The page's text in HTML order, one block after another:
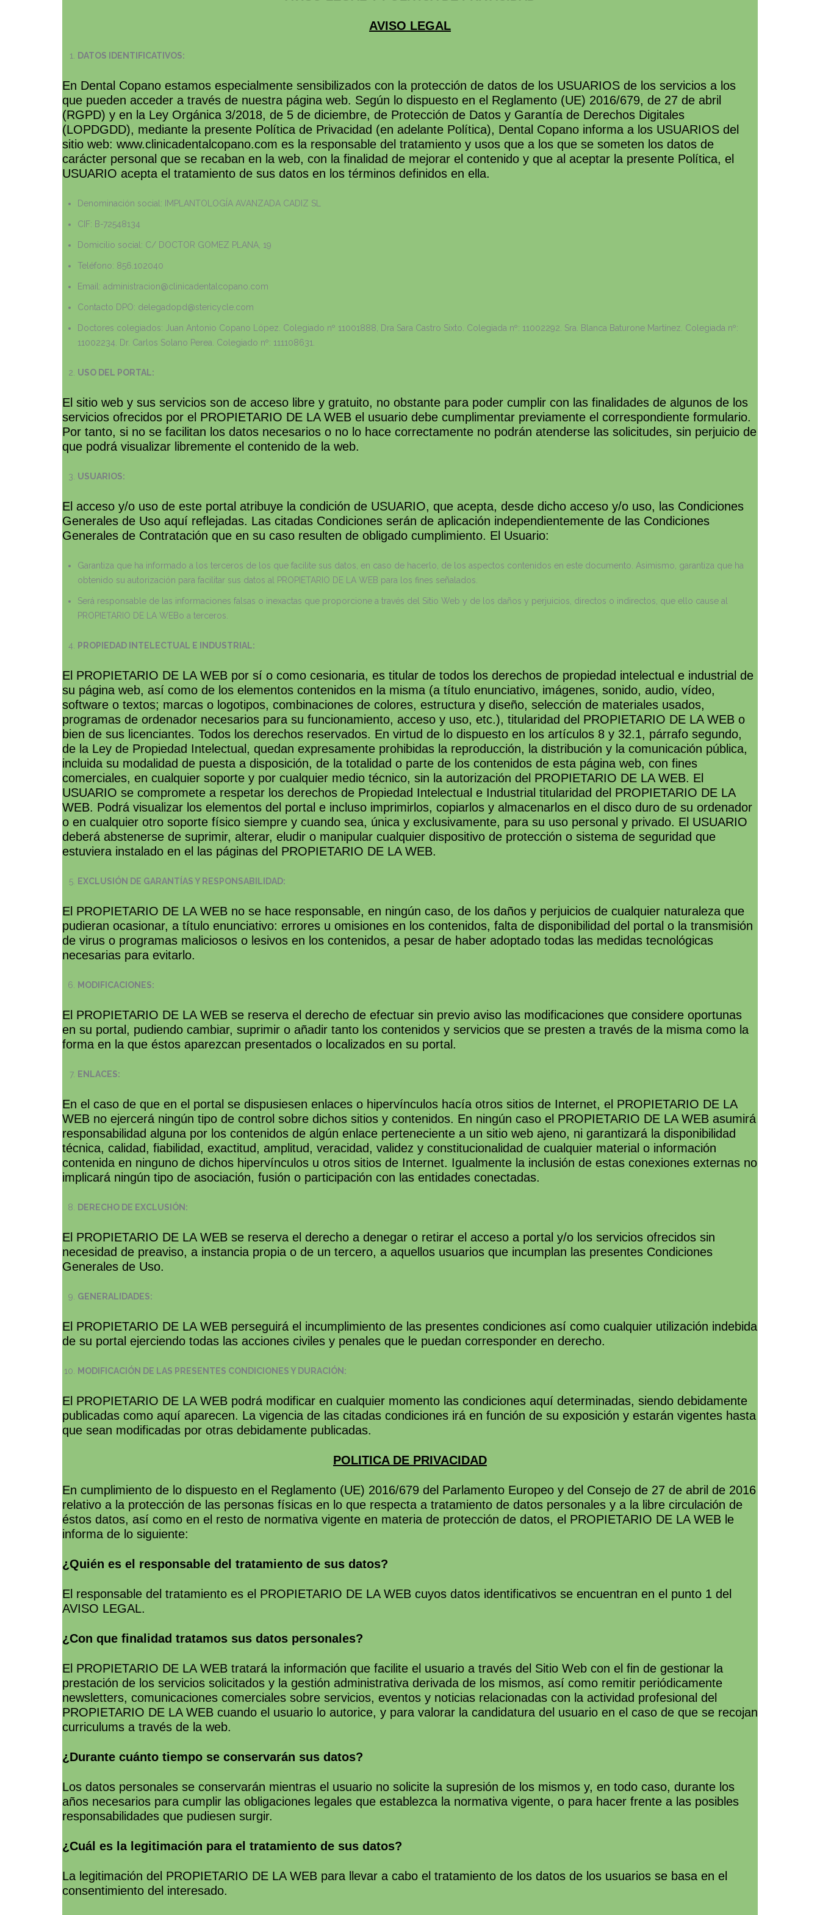
AVISO LEGAL
DATOS IDENTIFICATIVOS:
En Dental Copano estamos especialmente sensibilizados con la protección de datos de los USUARIOS de los servicios a los
que pueden acceder a través de nuestra página web. Según lo dispuesto en el Reglamento (UE) 2016/679, de 27 de abril
(RGPD) y en la Ley Orgánica 3/2018, de 5 de diciembre, de Protección de Datos y Garantía de Derechos Digitales
(LOPDGDD), mediante la presente Política de Privacidad (en adelante Política), Dental Copano informa a los USUARIOS del
sitio web: www.clinicadentalcopano.com es la responsable del tratamiento y usos que a los que se someten los datos de
carácter personal que se recaban en la web, con la finalidad de mejorar el contenido y que al aceptar la presente Política, el
USUARIO acepta el tratamiento de sus datos en los términos definidos en ella.
Denominación social: IMPLANTOLOGÍA AVANZADA CADIZ SL
CIF: B-72548134
Domicilio social: C/ DOCTOR GOMEZ PLANA, 19
Teléfono: 856.102040
Email: administracion@clinicadentalcopano.com
Contacto DPO: delegadopd@stericycle.com
Doctores colegiados: Juan Antonio Copano López. Colegiado nº 11001888, Dra Sara Castro Sixto. Colegiada nº: 11002292. Sra. Blanca Baturone Martínez. Colegiada nº:
11002234. Dr. Carlos Solano Perea. Colegiado nº: 111108631.
USO DEL PORTAL:
El sitio web y sus servicios son de acceso libre y gratuito, no obstante para poder cumplir con las finalidades de algunos de los
servicios ofrecidos por el PROPIETARIO DE LA WEB el usuario debe cumplimentar previamente el correspondiente formulario.
Por tanto, si no se facilitan los datos necesarios o no lo hace correctamente no podrán atenderse las solicitudes, sin perjuicio de
que podrá visualizar libremente el contenido de la web.
USUARIOS:
El acceso y/o uso de este portal atribuye la condición de USUARIO, que acepta, desde dicho acceso y/o uso, las Condiciones
Generales de Uso aquí reflejadas. Las citadas Condiciones serán de aplicación independientemente de las Condiciones
Generales de Contratación que en su caso resulten de obligado cumplimiento. El Usuario:
Garantiza que ha informado a los terceros de los que facilite sus datos, en caso de hacerlo, de los aspectos contenidos en este documento. Asimismo, garantiza que ha
obtenido su autorización para facilitar sus datos al PROPIETARIO DE LA WEB para los fines señalados.
Será responsable de las informaciones falsas o inexactas que proporcione a través del Sitio Web y de los daños y perjuicios, directos o indirectos, que ello cause al
PROPIETARIO DE LA WEBo a terceros.
PROPIEDAD INTELECTUAL E INDUSTRIAL:
El PROPIETARIO DE LA WEB por sí o como cesionaria, es titular de todos los derechos de propiedad intelectual e industrial de
su página web, así como de los elementos contenidos en la misma (a título enunciativo, imágenes, sonido, audio, vídeo,
software o textos; marcas o logotipos, combinaciones de colores, estructura y diseño, selección de materiales usados,
programas de ordenador necesarios para su funcionamiento, acceso y uso, etc.), titularidad del PROPIETARIO DE LA WEB o
bien de sus licenciantes. Todos los derechos reservados. En virtud de lo dispuesto en los artículos 8 y 32.1, párrafo segundo,
de la Ley de Propiedad Intelectual, quedan expresamente prohibidas la reproducción, la distribución y la comunicación pública,
incluida su modalidad de puesta a disposición, de la totalidad o parte de los contenidos de esta página web, con fines
comerciales, en cualquier soporte y por cualquier medio técnico, sin la autorización del PROPIETARIO DE LA WEB. El
USUARIO se compromete a respetar los derechos de Propiedad Intelectual e Industrial titularidad del PROPIETARIO DE LA
WEB. Podrá visualizar los elementos del portal e incluso imprimirlos, copiarlos y almacenarlos en el disco duro de su ordenador
o en cualquier otro soporte físico siempre y cuando sea, única y exclusivamente, para su uso personal y privado. El USUARIO
deberá abstenerse de suprimir, alterar, eludir o manipular cualquier dispositivo de protección o sistema de seguridad que
estuviera instalado en el las páginas del PROPIETARIO DE LA WEB.
EXCLUSIÓN DE GARANTÍAS Y RESPONSABILIDAD:
El PROPIETARIO DE LA WEB no se hace responsable, en ningún caso, de los daños y perjuicios de cualquier naturaleza que
pudieran ocasionar, a título enunciativo: errores u omisiones en los contenidos, falta de disponibilidad del portal o la transmisión
de virus o programas maliciosos o lesivos en los contenidos, a pesar de haber adoptado todas las medidas tecnológicas
necesarias para evitarlo.
MODIFICACIONES:
El PROPIETARIO DE LA WEB se reserva el derecho de efectuar sin previo aviso las modificaciones que considere oportunas
en su portal, pudiendo cambiar, suprimir o añadir tanto los contenidos y servicios que se presten a través de la misma como la
forma en la que éstos aparezcan presentados o localizados en su portal.
ENLACES:
En el caso de que en el portal se dispusiesen enlaces o hipervínculos hacía otros sitios de Internet, el PROPIETARIO DE LA
WEB no ejercerá ningún tipo de control sobre dichos sitios y contenidos. En ningún caso el PROPIETARIO DE LA WEB asumirá
responsabilidad alguna por los contenidos de algún enlace perteneciente a un sitio web ajeno, ni garantizará la disponibilidad
técnica, calidad, fiabilidad, exactitud, amplitud, veracidad, validez y constitucionalidad de cualquier material o información
contenida en ninguno de dichos hipervínculos u otros sitios de Internet. Igualmente la inclusión de estas conexiones externas no
implicará ningún tipo de asociación, fusión o participación con las entidades conectadas.
DERECHO DE EXCLUSIÓN:
El PROPIETARIO DE LA WEB se reserva el derecho a denegar o retirar el acceso a portal y/o los servicios ofrecidos sin
necesidad de preaviso, a instancia propia o de un tercero, a aquellos usuarios que incumplan las presentes Condiciones
Generales de Uso.
GENERALIDADES:
El PROPIETARIO DE LA WEB perseguirá el incumplimiento de las presentes condiciones así como cualquier utilización indebida
de su portal ejerciendo todas las acciones civiles y penales que le puedan corresponder en derecho.
MODIFICACIÓN DE LAS PRESENTES CONDICIONES Y DURACIÓN:
El PROPIETARIO DE LA WEB podrá modificar en cualquier momento las condiciones aquí determinadas, siendo debidamente
publicadas como aquí aparecen. La vigencia de las citadas condiciones irá en función de su exposición y estarán vigentes hasta
que sean modificadas por otras debidamente publicadas.
POLITICA DE PRIVACIDAD
En cumplimiento de lo dispuesto en el Reglamento (UE) 2016/679 del Parlamento Europeo y del Consejo de 27 de abril de 2016
relativo a la protección de las personas físicas en lo que respecta a tratamiento de datos personales y a la libre circulación de
éstos datos, así como en el resto de normativa vigente en materia de protección de datos, el PROPIETARIO DE LA WEB le
informa de lo siguiente:
¿Quién es el responsable del tratamiento de sus datos?
El responsable del tratamiento es el PROPIETARIO DE LA WEB cuyos datos identificativos se encuentran en el punto 1 del
AVISO LEGAL.
¿Con que finalidad tratamos sus datos personales?
El PROPIETARIO DE LA WEB tratará la información que facilite el usuario a través del Sitio Web con el fin de gestionar la
prestación de los servicios solicitados y la gestión administrativa derivada de los mismos, así como remitir periódicamente
newsletters, comunicaciones comerciales sobre servicios, eventos y noticias relacionadas con la actividad profesional del
PROPIETARIO DE LA WEB cuando el usuario lo autorice, y para valorar la candidatura del usuario en el caso de que se recojan
curriculums a través de la web.
¿Durante cuánto tiempo se conservarán sus datos?
Los datos personales se conservarán mientras el usuario no solicite la supresión de los mismos y, en todo caso, durante los
años necesarios para cumplir las obligaciones legales que establezca la normativa vigente, o para hacer frente a las posibles
responsabilidades que pudiesen surgir.
¿Cuál es la legitimación para el tratamiento de sus datos?
La legitimación del PROPIETARIO DE LA WEB para llevar a cabo el tratamiento de los datos de los usuarios se basa en el
consentimiento del interesado.